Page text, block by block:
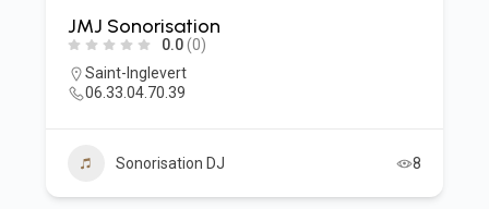
JMJ Sonorisation
0.0(0)
Saint-Inglevert
06.33.04.70.39
Sonorisation DJ 8